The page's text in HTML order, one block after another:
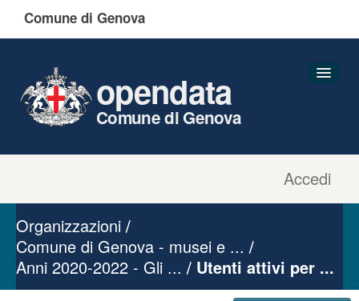
Comune di Genova
Accedi
opendata
Comune di Genova
Gruppi
Informazioni
Organizzazioni
Comune di Genova - musei e ...
Anni 2020-2022 - Gli ...
Utenti attivi per ...